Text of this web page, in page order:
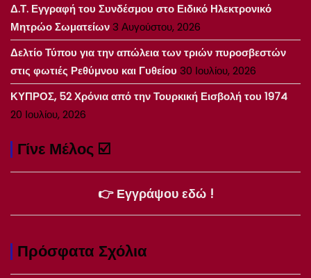
Δ.Τ. Εγγραφή του Συνδέσμου στο Ειδικό Ηλεκτρονικό
Μητρώο Σωματείων3 Αυγούστου, 2026
Δελτίο Τύπου για την απώλεια των τριών πυροσβεστών
στις φωτιές Ρεθύμνου και Γυθείου 30 Ιουλίου, 2026
ΚΥΠΡΟΣ, 52 Χρόνια από την Τουρκική Εισβολή του 1974
20 Ιουλίου, 2026
Γίνε Μέλος ☑️
👉 Εγγράψου εδώ !
Πρόσφατα Σχόλια